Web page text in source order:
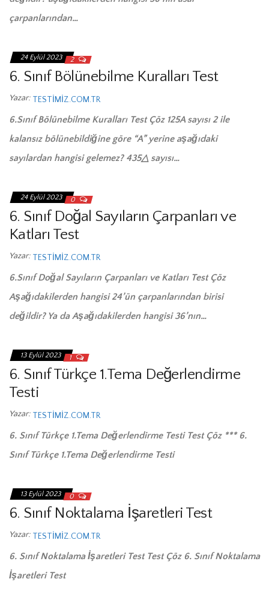
çarpanlarından…
24 Eylül 2023 2
6. Sınıf Bölünebilme Kuralları Test
Yazar: TESTIMIZ.COM.TR
6.Sınıf Bölünebilme Kuralları Test Çöz 125A sayısı 2 ile
kalansız bölünebildiğine göre “A” yerine aşağıdaki
sayılardan hangisi gelemez? 435△ sayısı…
24 Eylül 2023 0
6. Sınıf Doğal Sayıların Çarpanları ve
Katları Test
Yazar: TESTIMIZ.COM.TR
6.Sınıf Doğal Sayıların Çarpanları ve Katları Test Çöz
Aşağıdakilerden hangisi 24’ün çarpanlarından birisi
değildir? Ya da Aşağıdakilerden hangisi 36’nın…
13 Eylül 2023 1
6. Sınıf Türkçe 1.Tema Değerlendirme
Testi
Yazar: TESTIMIZ.COM.TR
6. Sınıf Türkçe 1.Tema Değerlendirme Testi Test Çöz *** 6.
Sınıf Türkçe 1.Tema Değerlendirme Testi
13 Eylül 2023 0
6. Sınıf Noktalama İşaretleri Test
Yazar: TESTIMIZ.COM.TR
6. Sınıf Noktalama İşaretleri Test Test Çöz 6. Sınıf Noktalama
İşaretleri Test